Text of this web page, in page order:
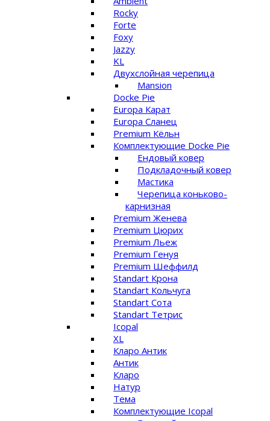
Rocky
Forte
Foxy
Jazzy
KL
Двухслойная черепица
Mansion
Docke Pie
Europa Карат
Europa Сланец
Premium Кёльн
Комплектующие Docke Pie
Ендовый ковер
Подкладочный ковер
Мастика
Черепица коньково-
карнизная
Premium Женева
Premium Цюрих
Premium Льеж
Premium Генуя
Premium Шеффилд
Standart Крона
Standart Кольчуга
Standart Сота
Standart Тетрис
Icopal
XL
Кларо Антик
Антик
Кларо
Натур
Тема
Комплектующие Icopal